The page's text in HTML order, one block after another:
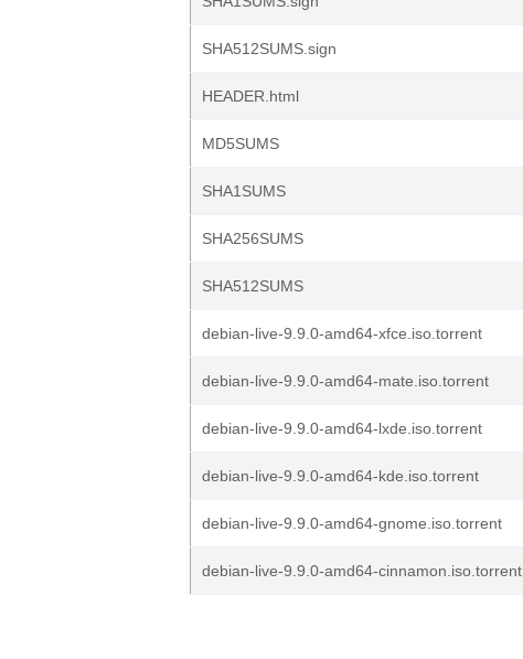
SHA512SUMS.sign
HEADER.html
MD5SUMS
SHA1SUMS
SHA256SUMS
SHA512SUMS
debian-live-9.9.0-amd64-xfce.iso.torrent
debian-live-9.9.0-amd64-mate.iso.torrent
debian-live-9.9.0-amd64-lxde.iso.torrent
debian-live-9.9.0-amd64-kde.iso.torrent
debian-live-9.9.0-amd64-gnome.iso.torrent
debian-live-9.9.0-amd64-cinnamon.iso.torrent